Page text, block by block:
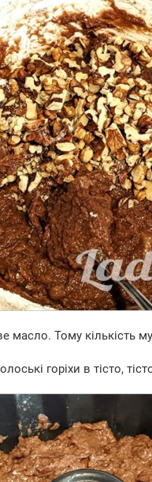
масло. Тому кількість
горіхи в тісто,